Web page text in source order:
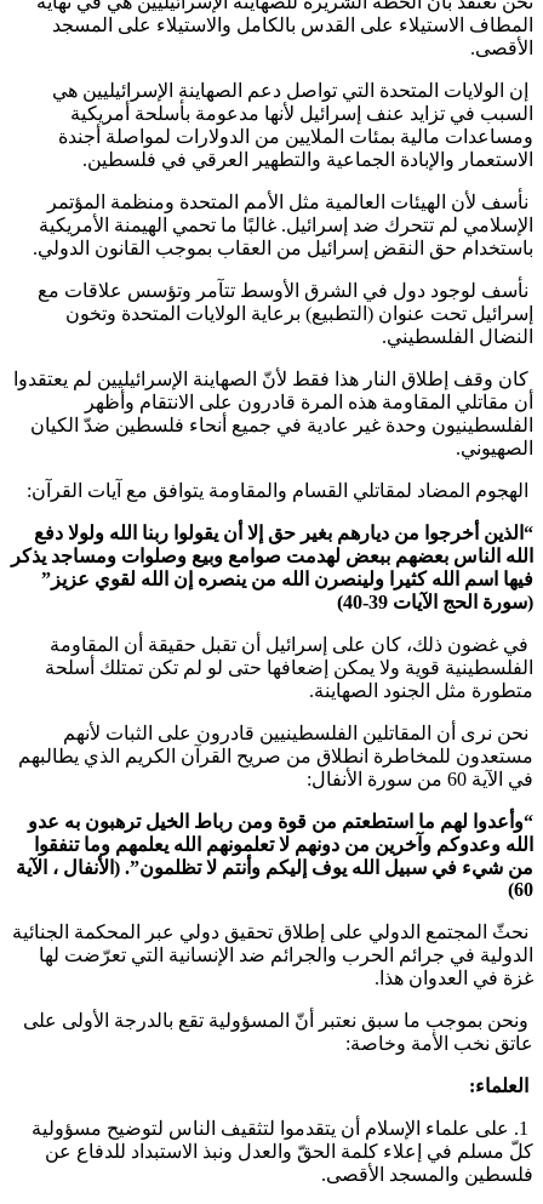
المطاف الاستيلاء على القدس بالكامل والاستيلاء على المسجد
الأقصى.
إن الولايات المتحدة التي تواصل دعم الصهاينة الإسرائيليين هي
السبب في تزايد عنف إسرائيل لأنها مدعومة بأسلحة أمريكية
ومساعدات مالية بمئات الملايين من الدولارات لمواصلة أجندة
الاستعمار والإبادة الجماعية والتطهير العرقي في فلسطين.
نأسف لأن الهيئات العالمية مثل الأمم المتحدة ومنظمة المؤتمر
الإسلامي لم تتحرك ضد إسرائيل. غالبًا ما تحمي الهيمنة الأمريكية
باستخدام حق النقض إسرائيل من العقاب بموجب القانون الدولي.
نأسف لوجود دول في الشرق الأوسط تتآمر وتؤسس علاقات مع
إسرائيل تحت عنوان (التطبيع) برعاية الولايات المتحدة وتخون
النضال الفلسطيني.
كان وقف إطلاق النار هذا فقط لأنّ الصهاينة الإسرائيليين لم يعتقدوا
أن مقاتلي المقاومة هذه المرة قادرون على الانتقام وأظهر
الفلسطينيون وحدة غير عادية في جميع أنحاء فلسطين ضدّ الكيان
الصهيوني.
الهجوم المضاد لمقاتلي القسام والمقاومة يتوافق مع آيات القرآن:
“الذين أخرجوا من ديارهم بغير حق إلا أن يقولوا ربنا الله ولولا دفع
الله الناس بعضهم ببعض لهدمت صوامع وبيع وصلوات ومساجد يذكر
فيها اسم الله كثيرا ولينصرن الله من ينصره إن الله لقوي عزيز”
(سورة الحج الآيات 39-40)
في غضون ذلك، كان على إسرائيل أن تقبل حقيقة أن المقاومة
الفلسطينية قوية ولا يمكن إضعافها حتى لو لم تكن تمتلك أسلحة
متطورة مثل الجنود الصهاينة.
نحن نرى أن المقاتلين الفلسطينيين قادرون على الثبات لأنهم
مستعدون للمخاطرة انطلاق من صريح القرآن الكريم الذي يطالبهم
في الآية 60 من سورة الأنفال:
“وأعدوا لهم ما استطعتم من قوة ومن رباط الخيل ترهبون به عدو
الله وعدوكم وآخرين من دونهم لا تعلمونهم الله يعلمهم وما تنفقوا
من شيء في سبيل الله يوف إليكم وأنتم لا تظلمون”. (الأنفال ، الآية
60)
نحثّ المجتمع الدولي على إطلاق تحقيق دولي عبر المحكمة الجنائية
الدولية في جرائم الحرب والجرائم ضد الإنسانية التي تعرّضت لها
غزة في العدوان هذا.
ونحن بموجب ما سبق نعتبر أنّ المسؤولية تقع بالدرجة الأولى على
عاتق نخب الأمة وخاصة:
العلماء:
1. على علماء الإسلام أن يتقدموا لتثقيف الناس لتوضيح مسؤولية
كلّ مسلم في إعلاء كلمة الحقّ والعدل ونبذ الاستبداد للدفاع عن
فلسطين والمسجد الأقصى.